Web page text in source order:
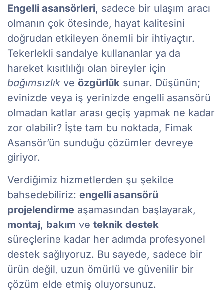
Engelli asansörleri, sadece bir ulaşım aracı
olmanın çok ötesinde, hayat kalitesini
doğrudan etkileyen önemli bir ihtiyaçtır.
Tekerlekli sandalye kullananlar ya da
hareket kısıtlılığı olan bireyler için
bağımsızlık ve özgürlük sunar. Düşünün;
evinizde veya iş yerinizde engelli asansörü
olmadan katlar arası geçiş yapmak ne kadar
zor olabilir? İşte tam bu noktada, Fimak
Asansör’ün sunduğu çözümler devreye
giriyor.
Verdiğimiz hizmetlerden şu şekilde
bahsedebiliriz: engelli asansörü
projelendirme aşamasından başlayarak,
montaj, bakım ve teknik destek
süreçlerine kadar her adımda profesyonel
destek sağlıyoruz. Bu sayede, sadece bir
ürün değil, uzun ömürlü ve güvenilir bir
çözüm elde etmiş oluyorsunuz.